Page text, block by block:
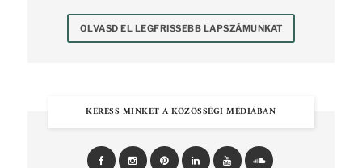
OLVASD EL LEGFRISSEBB LAPSZÁMUNKAT
KERESS MINKET A KÖZÖSSÉGI MÉDIÁBAN